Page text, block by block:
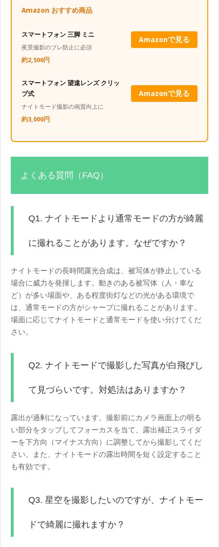
Amazon おすすめ商品
スマートフォン 三脚 ミニ
夜景撮影のブレ防止に必須
約2,500円
Amazonで見る
スマートフォン 望遠レンズ クリッ
プ式
ナイトモード撮影の画質向上に
約3,000円
Amazonで見る
よくある質問（FAQ）
Q1. ナイトモードより通常モードの方が綺麗
に撮れることがあります。なぜですか？
ナイトモードの長時間露光合成は、被写体が静止している
場合に威力を発揮します。動きのある被写体（人・車な
ど）が多い場面や、ある程度街灯などの光がある環境で
は、通常モードの方がシャープに撮れることがあります。
場面に応じてナイトモードと通常モードを使い分けてくだ
さい。
Q2. ナイトモードで撮影した写真が白飛びし
て見づらいです。対処法はありますか？
露出が過剰になっています。撮影前にカメラ画面上の明る
い部分をタップしてフォーカスを当て、露出補正スライダ
ーを下方向（マイナス方向）に調整してから撮影してくだ
さい。また、ナイトモードの露出時間を短く設定すること
も有効です。
Q3. 星空を撮影したいのですが、ナイトモー
ドで綺麗に撮れますか？